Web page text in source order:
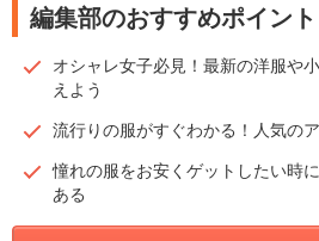
編集部のおすすめポイント
オシャレ女子必見！最新の洋服や
えよう
流行りの服がすぐわかる！人気の
憧れの服をお安くゲットしたい時
ある